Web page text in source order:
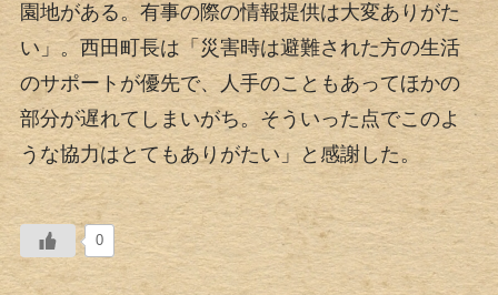
園地がある。有事の際の情報提供は大変ありがた
い」。西田町長は「災害時は避難された方の生活
のサポートが優先で、人手のこともあってほかの
部分が遅れてしまいがち。そういった点でこのよ
うな協力はとてもありがたい」と感謝した。
0